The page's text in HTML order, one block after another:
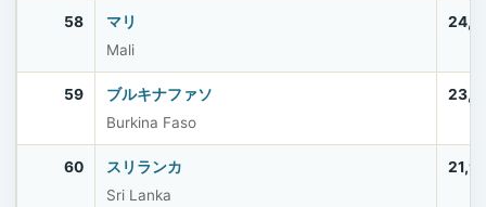
58
マリ
Mali
59
ブルキナファソ
Burkina Faso
60
スリランカ
Sri Lanka